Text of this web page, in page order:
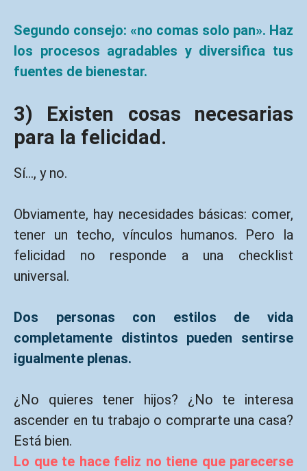
Segundo consejo: «no comas solo pan». Haz
los procesos agradables y diversifica tus
fuentes de bienestar.
3) Existen cosas necesarias
para la felicidad.
Sí…, y no.
Obviamente, hay necesidades básicas: comer,
tener un techo, vínculos humanos. Pero la
felicidad no responde a una checklist
universal.
Dos personas con estilos de vida
completamente distintos pueden sentirse
igualmente plenas.
¿No quieres tener hijos? ¿No te interesa
ascender en tu trabajo o comprarte una casa?
Está bien.
Lo que te hace feliz no tiene que parecerse